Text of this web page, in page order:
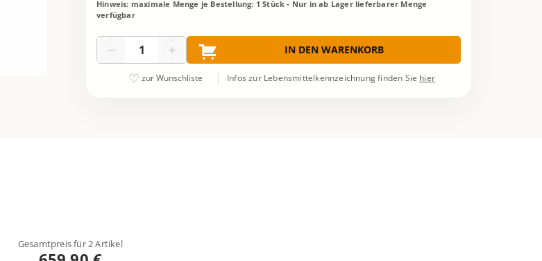
Hinweis: maximale Menge je Bestellung: 1 Stück - Nur in ab Lager lieferbarer Menge
verfügbar
− + IN DEN WARENKORB
zur Wunschliste Infos zur Lebensmittelkennzeichnung finden Sie hier
Gesamtpreis für2Artikel